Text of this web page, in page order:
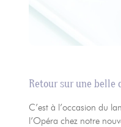
Retour sur une belle
C’est à l’occasion du
l’Opéra chez notre